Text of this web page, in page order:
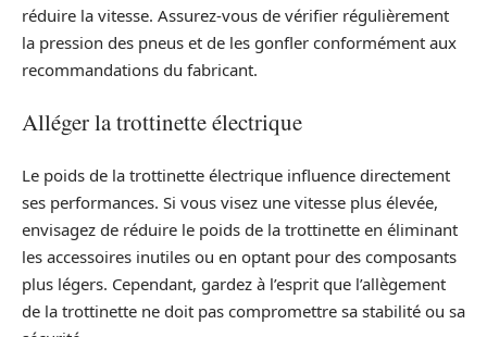
réduire la vitesse. Assurez-vous de vérifier régulièrement
la pression des pneus et de les gonfler conformément aux
recommandations du fabricant.
Alléger la trottinette électrique
Le poids de la trottinette électrique influence directement
ses performances. Si vous visez une vitesse plus élevée,
envisagez de réduire le poids de la trottinette en éliminant
les accessoires inutiles ou en optant pour des composants
plus légers. Cependant, gardez à l’esprit que l’allègement
de la trottinette ne doit pas compromettre sa stabilité ou sa